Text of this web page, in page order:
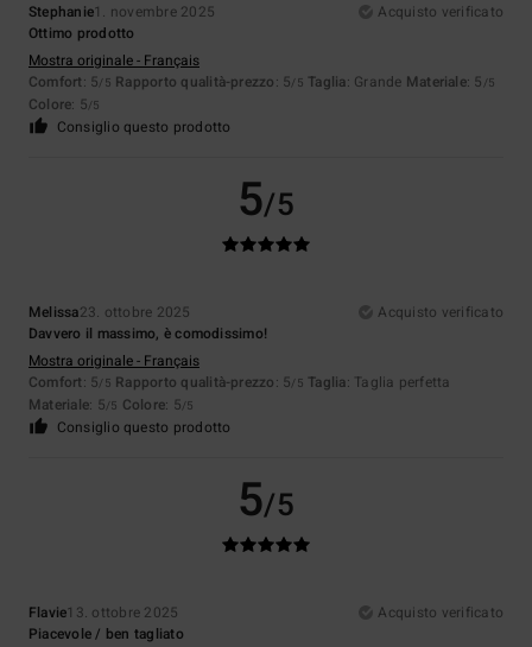
Stephanie1. novembre 2025
Acquisto verificato
Ottimo prodotto
Mostra originale - Français
Comfort: 5/5 Rapporto qualità-prezzo: 5/5 Taglia: Grande Materiale: 5 /5
Colore: 5/5
Consiglio questo prodotto
5/5
Melissa23. ottobre 2025
Acquisto verificato
Davvero il massimo, è comodissimo!
Mostra originale - Français
Comfort: 5/5 Rapporto qualità-prezzo: 5/5 Taglia: Taglia perfetta
Materiale: 5/5 Colore: 5/5
Consiglio questo prodotto
5/5
Flavie13. ottobre 2025
Acquisto verificato
Piacevole / ben tagliato